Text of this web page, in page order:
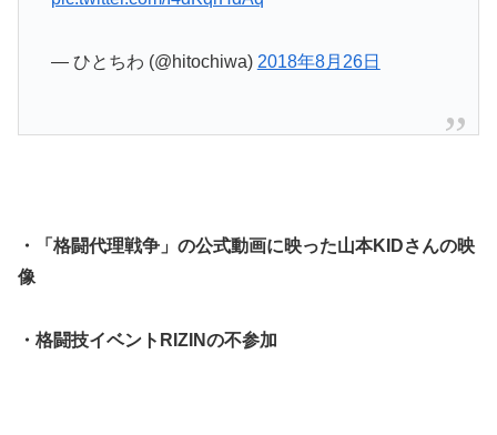
— ひとちわ (@hitochiwa) 2018年8月26日
・「格闘代理戦争」の公式動画に映った山本KIDさんの映
像
・格闘技イベントRIZINの不参加